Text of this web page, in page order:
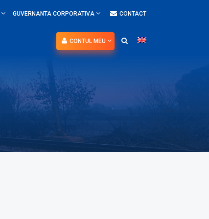
GUVERNANTA CORPORATIVA CONTACT
CONTUL MEU